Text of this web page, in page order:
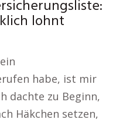
lohnt
habe, ist mir
dachte zu Beginn,
Häkchen setzen,